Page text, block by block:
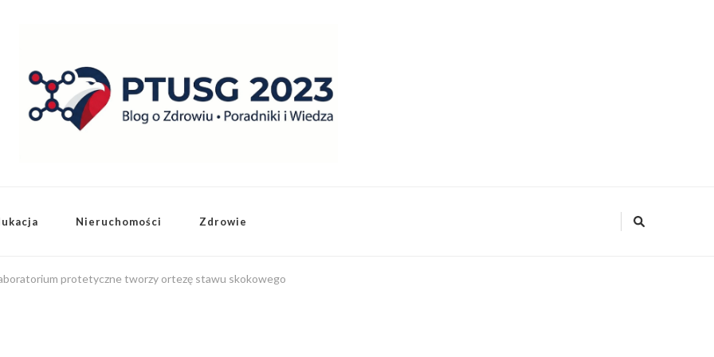
Nieruchomości Zdrowie
protetyczne tworzy ortezę stawu skokowego